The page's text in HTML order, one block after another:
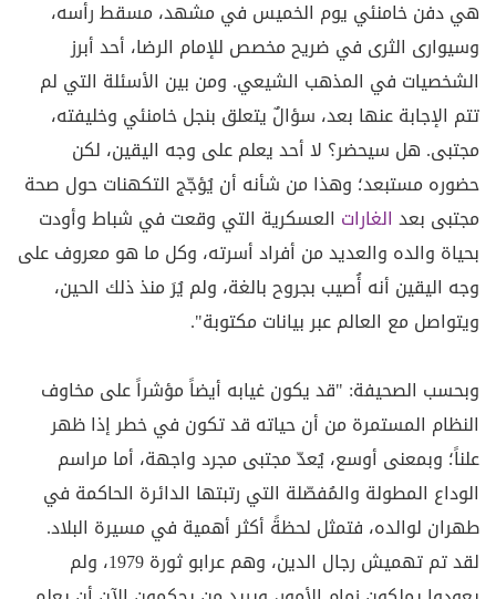
هي دفن خامنئي يوم الخميس في مشهد، مسقط رأسه،
وسيوارى الثرى في ضريح مخصص للإمام الرضا، أحد أبرز
الشخصيات في المذهب الشيعي. ومن بين الأسئلة التي لم
تتم الإجابة عنها بعد، سؤالٌ يتعلق بنجل خامنئي وخليفته،
مجتبى. هل سيحضر؟ لا أحد يعلم على وجه اليقين، لكن
حضوره مستبعد؛ وهذا من شأنه أن يُؤجّج التكهنات حول صحة
مجتبى بعد الغارات العسكرية التي وقعت في شباط وأودت
بحياة والده والعديد من أفراد أسرته، وكل ما هو معروف على
وجه اليقين أنه أُصيب بجروح بالغة، ولم يُرَ منذ ذلك الحين،
ويتواصل مع العالم عبر بيانات مكتوبة".
وبحسب الصحيفة: "قد يكون غيابه أيضاً مؤشراً على مخاوف
النظام المستمرة من أن حياته قد تكون في خطر إذا ظهر
علناً؛ وبمعنى أوسع، يُعدّ مجتبى مجرد واجهة، أما مراسم
الوداع المطولة والمُفصّلة التي رتبتها الدائرة الحاكمة في
طهران لوالده، فتمثل لحظةً أكثر أهمية في مسيرة البلاد.
لقد تم تهميش رجال الدين، وهم عرابو ثورة 1979، ولم